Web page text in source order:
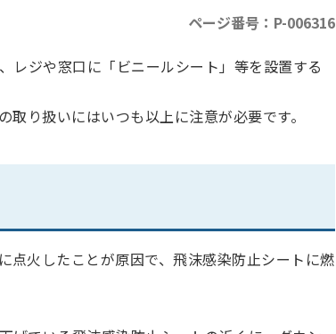
ページ番号：P-006316
レジや窓口に「ビニールシート」等を設置する
り扱いにはいつも以上に注意が必要です。
点火したことが原因で、飛沫感染防止シートに燃